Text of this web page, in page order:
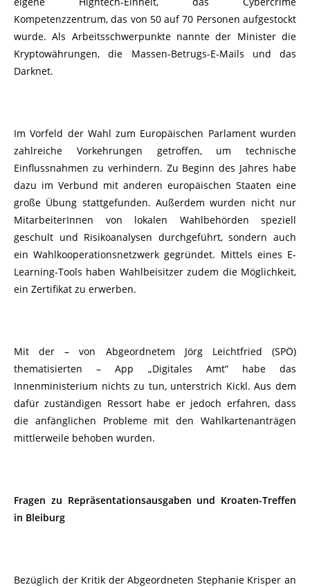
Kompetenzzentrum, das von 50 auf 70 Personen aufgestockt
wurde. Als Arbeitsschwerpunkte nannte der Minister die
Kryptowährungen, die Massen-Betrugs-E-Mails und das
Darknet.
Im Vorfeld der Wahl zum Europäischen Parlament wurden
zahlreiche Vorkehrungen getroffen, um technische
Einflussnahmen zu verhindern. Zu Beginn des Jahres habe
dazu im Verbund mit anderen europäischen Staaten eine
große Übung stattgefunden. Außerdem wurden nicht nur
MitarbeiterInnen von lokalen Wahlbehörden speziell
geschult und Risikoanalysen durchgeführt, sondern auch
ein Wahlkooperationsnetzwerk gegründet. Mittels eines E-
Learning-Tools haben Wahlbeisitzer zudem die Möglichkeit,
ein Zertifikat zu erwerben.
Mit der – von Abgeordnetem Jörg Leichtfried (SPÖ)
thematisierten – App „Digitales Amt“ habe das
Innenministerium nichts zu tun, unterstrich Kickl. Aus dem
dafür zuständigen Ressort habe er jedoch erfahren, dass
die anfänglichen Probleme mit den Wahlkartenanträgen
mittlerweile behoben wurden.
Fragen zu Repräsentationsausgaben und Kroaten-Treffen
in Bleiburg
Bezüglich der Kritik der Abgeordneten Stephanie Krisper an